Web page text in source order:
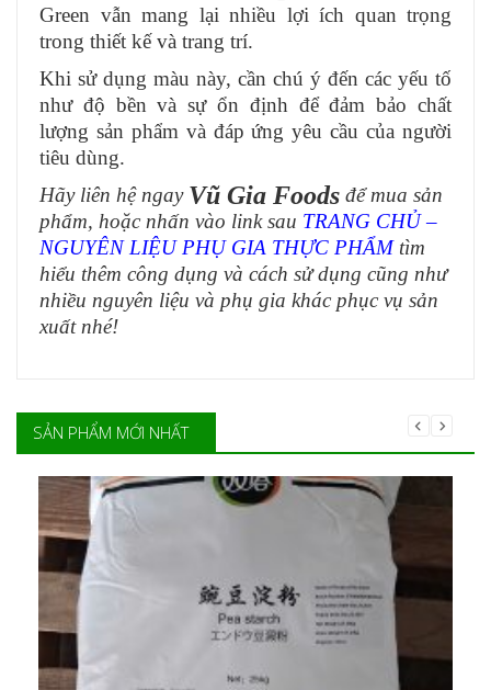
Green vẫn mang lại nhiều lợi ích quan trọng
trong thiết kế và trang trí.
Khi sử dụng màu này, cần chú ý đến các yếu tố
như độ bền và sự ổn định để đảm bảo chất
lượng sản phẩm và đáp ứng yêu cầu của người
tiêu dùng.
Hãy liên hệ ngay Vũ Gia Foods để mua sản
phẩm, hoặc nhấn vào link sau TRANG CHỦ –
NGUYÊN LIỆU PHỤ GIA THỰC PHẨMtìm
hiểu thêm công dụng và cách sử dụng cũng như
nhiều nguyên liệu và phụ gia khác phục vụ sản
xuất nhé!
SẢN PHẨM MỚI NHẤT